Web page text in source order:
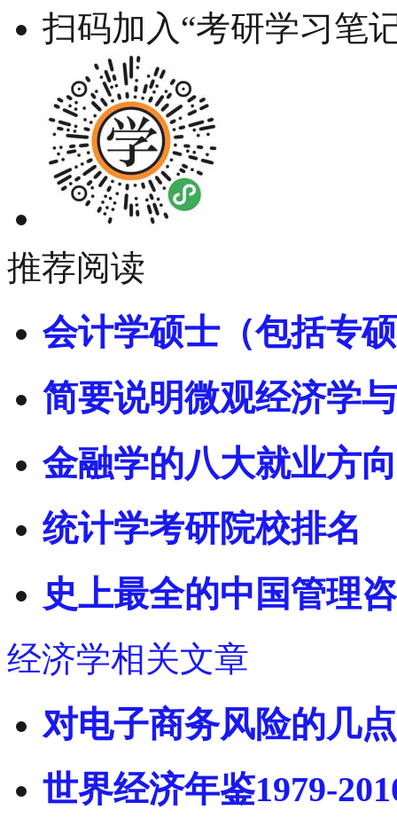
扫码加入“考研学习笔
推荐阅读
会计学硕士（包括专
简要说明微观经济学
金融学的八大就业方
统计学考研院校排名
史上最全的中国管理
经济学相关文章
对电子商务风险的几
世界经济年鉴1979-